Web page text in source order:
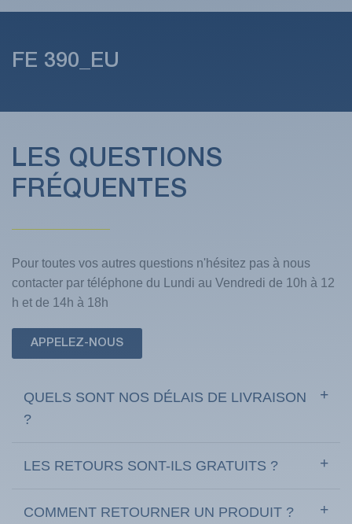
FE 390_EU
LES QUESTIONS
FRÉQUENTES
Pour toutes vos autres questions n'hésitez pas à nous
contacter par téléphone du Lundi au Vendredi de 10h à 12
h et de 14h à 18h
APPELEZ-NOUS
QUELS SONT NOS DÉLAIS DE LIVRAISON
?
LES RETOURS SONT-ILS GRATUITS ?
COMMENT RETOURNER UN PRODUIT ?